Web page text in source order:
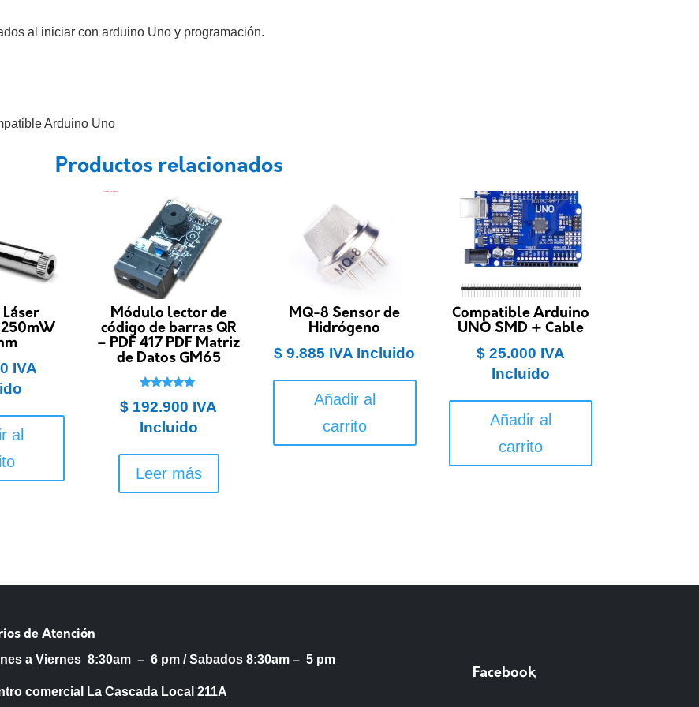
al iniciar con arduino Uno y programación.
Arduino Uno
Productos relacionados
IVA
al
Módulo lector de
código de barras QR
– PDF 417 PDF Matriz
de Datos GM65
5.00
$ 192.900 IVA
Incluido
Leer más
MQ-8 Sensor de
Hidrógeno
$ 9.885 IVA Incluido
Añadir al
carrito
Compatible Arduino
UNO SMD + Cable
$25.000 IVA
Incluido
Añadir al
carrito
de Atención
a Viernes 8:30am – 6 pm /Sabados 8:30am – 5 pm
comercial La Cascada Local 211A
Facebook